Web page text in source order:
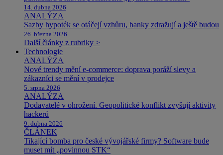
14. dubna 2026
ANALÝZA
Sazby hypoték se otáčejí vzhůru, banky zdražují a ještě budou
26. března 2026
Další články z rubriky >
Technologie
ANALÝZA
Nové trendy mění e-commerce: doprava poráží slevy a
zákazníci se mění v prodejce
5. srpna 2026
ANALÝZA
Dodavatelé v ohrožení. Geopolitické konflikt zvyšují aktivity
hackerů
9. dubna 2026
ČLÁNEK
Tikající bomba pro české vývojářské firmy? Software bude
muset mít „povinnou STK“